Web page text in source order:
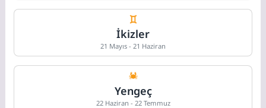
İkizler
21 Mayıs - 21 Haziran
Yengeç
22 Haziran - 22 Temmuz